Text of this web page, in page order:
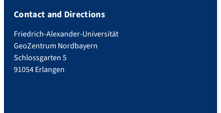
Contact and Directions
Friedrich-Alexander-Universität
GeoZentrum Nordbayern
Schlossgarten 5
91054 Erlangen